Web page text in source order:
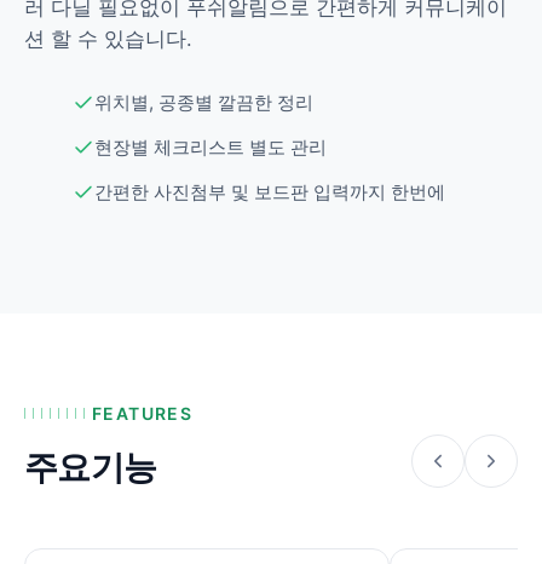
러 다닐 필요없이 푸쉬알림으로 간편하게 커뮤니케이
션 할 수 있습니다.
위치별, 공종별 깔끔한 정리
현장별 체크리스트 별도 관리
간편한 사진첨부 및 보드판 입력까지 한번에
FEATURES
주요기능